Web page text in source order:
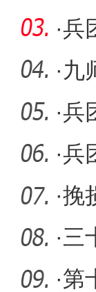
佳
·兵
·九
植
·兵
·兵
脉”
·挽
获8
·三
·第